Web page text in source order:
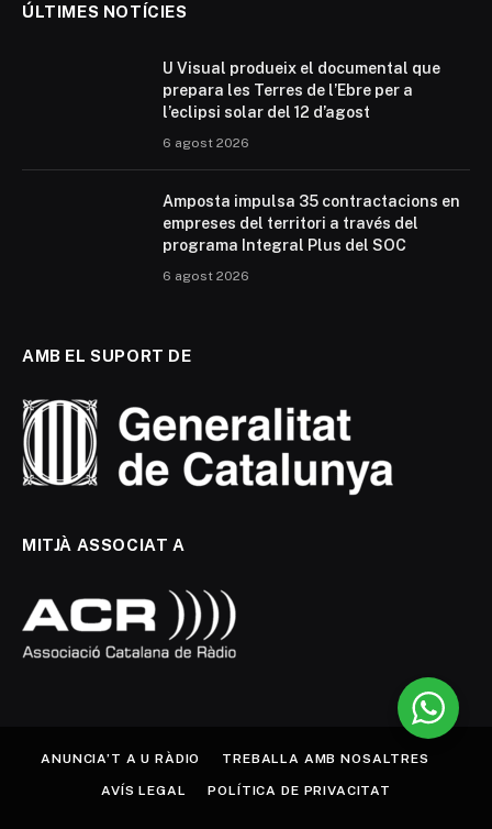
ÚLTIMES NOTÍCIES
U Visual produeix el documental que
prepara les Terres de l’Ebre per a
l’eclipsi solar del 12 d’agost
6 agost 2026
Amposta impulsa 35 contractacions en
empreses del territori a través del
programa Integral Plus del SOC
6 agost 2026
AMB EL SUPORT DE
MITJÀ ASSOCIAT A
ANUNCIA’T A U RÀDIO TREBALLA AMB NOSALTRES
AVÍS LEGAL POLÍTICA DE PRIVACITAT